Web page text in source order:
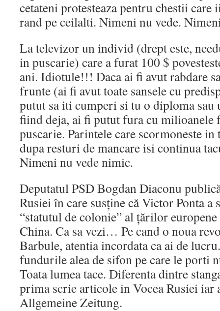
cetateni protesteaza pentru chestii
rand pe ceilalti. Nimeni nu vede.
La televizor un individ (drept este,
in puscarie) care a furat 100 $
ani. Idiotule!!! Daca ai fi avut rabdare
frunte (ai fi avut toate sansele cu
putut sa iti cumperi si tu o diploma sau
fiind deja, ai fi putut fura cu milioanele
puscarie. Parintele care scormoneste
dupa resturi de mancare isi continua
Nimeni nu vede nimic.
Deputatul PSD Bogdan Diaconu
Rusiei în care susţine că Victor Ponta a
“statutul de colonie” al ţărilor
China. Ca sa vezi… Pe cand o noua
Barbule, atentia incordata ca ai de
fundurile alea de sifon pe care le porti
Toata lumea tace. Diferenta dintre
prima scrie articole in Vocea Rusiei
Allgemeine Zeitung.